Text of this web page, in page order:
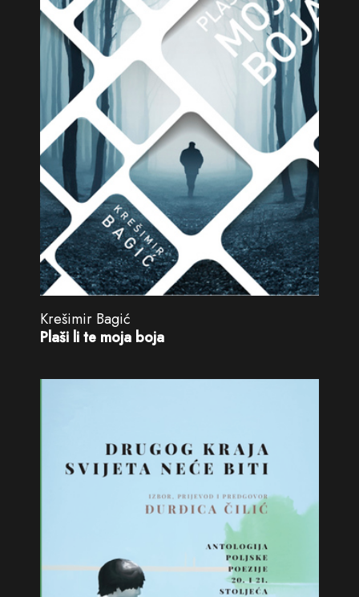
Krešimir Bagić
Plaši li te moja boja